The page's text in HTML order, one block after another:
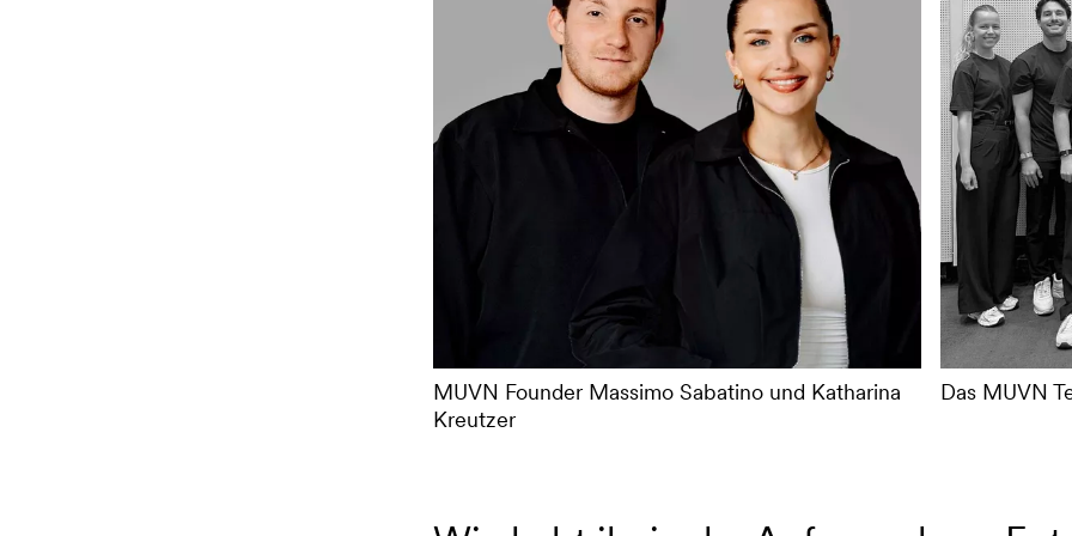
MUVN Founder Massimo Sabatino und Katharina
Kreutzer
Das MUVN